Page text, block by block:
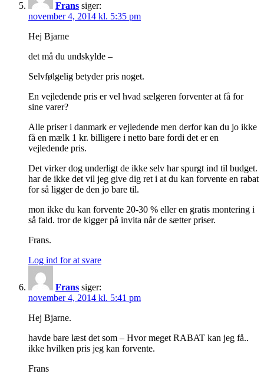
Frans siger:
november 4, 2014 kl. 5:35 pm
Hej Bjarne
det må du undskylde –
Selvfølgelig betyder pris noget.
En vejledende pris er vel hvad sælgeren forventer at få for
sine varer?
Alle priser i danmark er vejledende men derfor kan du jo ikke
få en mælk 1 kr. billigere i netto bare fordi det er en
vejledende pris.
Det virker dog underligt de ikke selv har spurgt ind til budget.
har de ikke det vil jeg give dig ret i at du kan forvente en rabat
for så ligger de den jo bare til.
mon ikke du kan forvente 20-30 % eller en gratis montering i
så fald. tror de kigger på invita når de sætter priser.
Frans.
Log ind for at svare
Frans siger:
november 4, 2014 kl. 5:41 pm
Hej Bjarne.
havde bare læst det som – Hvor meget RABAT kan jeg få..
ikke hvilken pris jeg kan forvente.
Frans